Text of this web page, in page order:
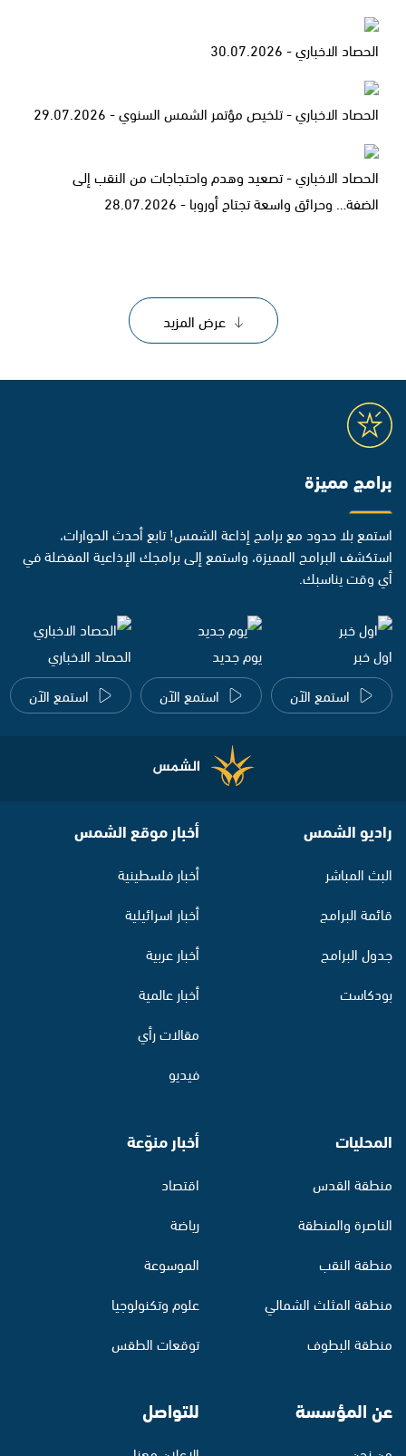
الحصاد الاخباري - 30.07.2026
الحصاد الاخباري - تلخيص مؤتمر الشمس السنوي - 29.07.2026
الحصاد الاخباري - تصعيد وهدم واحتجاجات من النقب إلى
الضفة… وحرائق واسعة تجتاح أوروبا - 28.07.2026
عرض المزيد
برامج مميزة
استمع بلا حدود مع برامج إذاعة الشمس! تابع أحدث الحوارات،
استكشف البرامج المميزة، واستمع إلى برامجك الإذاعية المفضلة في
أي وقت يناسبك.
اول خبر
استمع الآن
يوم جديد
استمع الآن
الحصاد الاخباري
استمع الآن
راديو الشمس
البث المباشر
قائمة البرامج
جدول البرامج
بودكاست
أخبار موقع الشمس
أخبار فلسطينية
أخبار اسرائيلية
أخبار عربية
أخبار عالمية
مقالات رأي
فيديو
المحليات
منطقة القدس
الناصرة والمنطقة
منطقة النقب
منطقة المثلث الشمالي
منطقة البطوف
أخبار منوّعة
اقتصاد
رياضة
الموسوعة
علوم وتكنولوجيا
توقعات الطقس
عن المؤسسة للتواصل